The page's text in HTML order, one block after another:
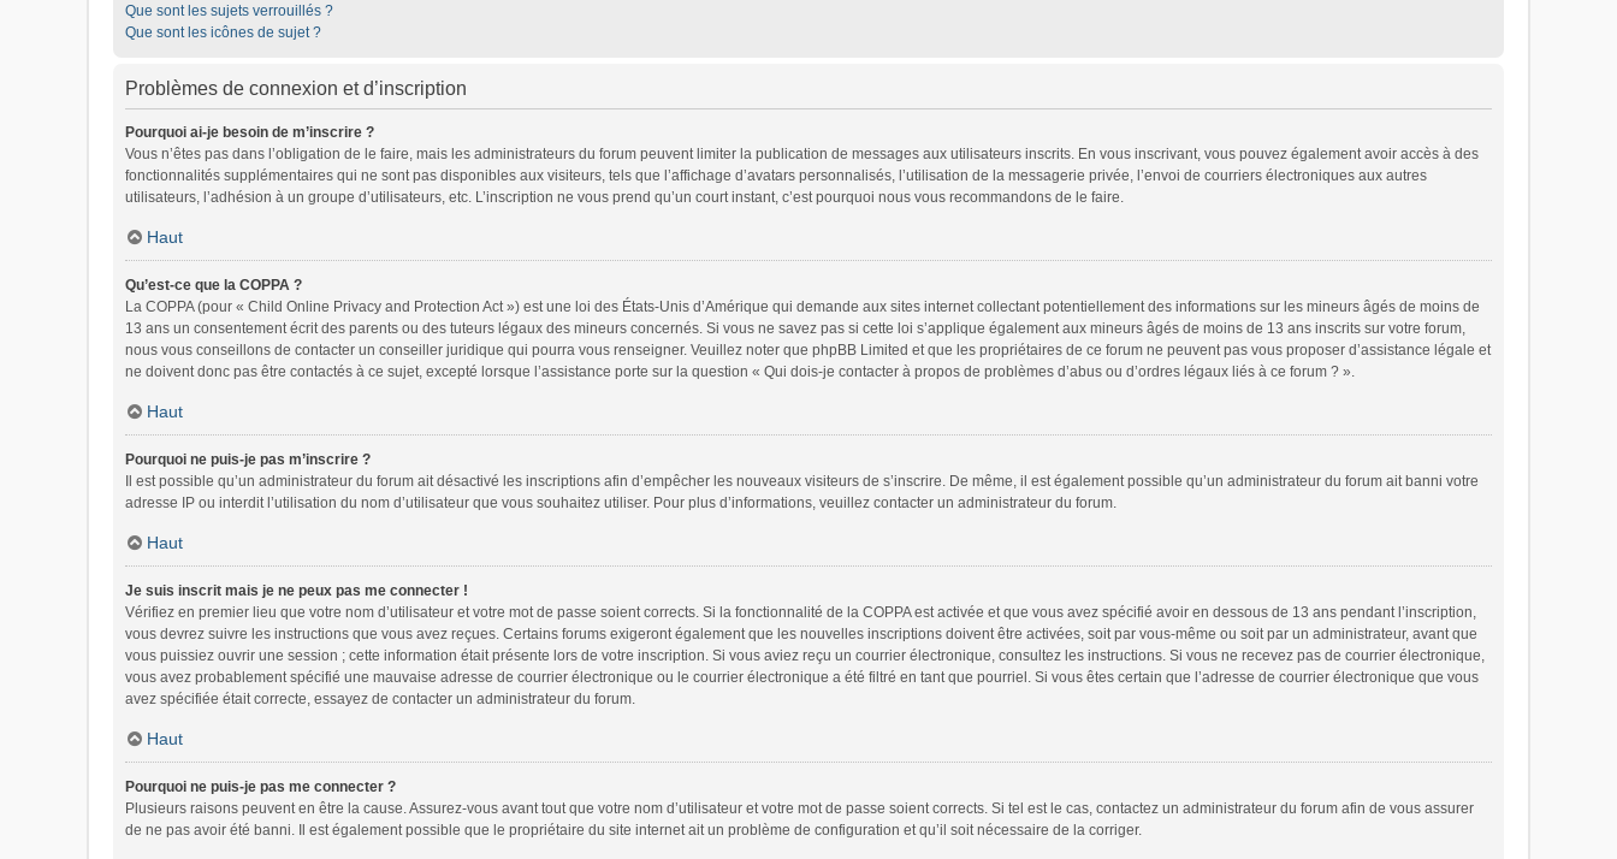
Que sont les sujets verrouillés ?
Que sont les icônes de sujet ?
Problèmes de connexion et d’inscription
Pourquoi ai-je besoin de m’inscrire ?
Vous n’êtes pas dans l’obligation de le faire, mais les administrateurs du forum peuvent limiter la publication de messages aux utilisateurs inscrits. En vous inscrivant, vous pouvez également avoir accès à des
fonctionnalités supplémentaires qui ne sont pas disponibles aux visiteurs, tels que l’affichage d’avatars personnalisés, l’utilisation de la messagerie privée, l’envoi de courriers électroniques aux autres
utilisateurs, l’adhésion à un groupe d’utilisateurs, etc. L’inscription ne vous prend qu’un court instant, c’est pourquoi nous vous recommandons de le faire.
Haut
Qu’est-ce que la COPPA ?
La COPPA (pour « Child Online Privacy and Protection Act ») est une loi des États-Unis d’Amérique qui demande aux sites internet collectant potentiellement des informations sur les mineurs âgés de moins de
13 ans un consentement écrit des parents ou des tuteurs légaux des mineurs concernés. Si vous ne savez pas si cette loi s’applique également aux mineurs âgés de moins de 13 ans inscrits sur votre forum,
nous vous conseillons de contacter un conseiller juridique qui pourra vous renseigner. Veuillez noter que phpBB Limited et que les propriétaires de ce forum ne peuvent pas vous proposer d’assistance légale et
ne doivent donc pas être contactés à ce sujet, excepté lorsque l’assistance porte sur la question « Qui dois-je contacter à propos de problèmes d’abus ou d’ordres légaux liés à ce forum ? ».
Haut
Pourquoi ne puis-je pas m’inscrire ?
Il est possible qu’un administrateur du forum ait désactivé les inscriptions afin d’empêcher les nouveaux visiteurs de s’inscrire. De même, il est également possible qu’un administrateur du forum ait banni votre
adresse IP ou interdit l’utilisation du nom d’utilisateur que vous souhaitez utiliser. Pour plus d’informations, veuillez contacter un administrateur du forum.
Haut
Je suis inscrit mais je ne peux pas me connecter !
Vérifiez en premier lieu que votre nom d’utilisateur et votre mot de passe soient corrects. Si la fonctionnalité de la COPPA est activée et que vous avez spécifié avoir en dessous de 13 ans pendant l’inscription,
vous devrez suivre les instructions que vous avez reçues. Certains forums exigeront également que les nouvelles inscriptions doivent être activées, soit par vous-même ou soit par un administrateur, avant que
vous puissiez ouvrir une session ; cette information était présente lors de votre inscription. Si vous aviez reçu un courrier électronique, consultez les instructions. Si vous ne recevez pas de courrier électronique,
vous avez probablement spécifié une mauvaise adresse de courrier électronique ou le courrier électronique a été filtré en tant que pourriel. Si vous êtes certain que l’adresse de courrier électronique que vous
avez spécifiée était correcte, essayez de contacter un administrateur du forum.
Haut
Pourquoi ne puis-je pas me connecter ?
Plusieurs raisons peuvent en être la cause. Assurez-vous avant tout que votre nom d’utilisateur et votre mot de passe soient corrects. Si tel est le cas, contactez un administrateur du forum afin de vous assurer
de ne pas avoir été banni. Il est également possible que le propriétaire du site internet ait un problème de configuration et qu’il soit nécessaire de la corriger.